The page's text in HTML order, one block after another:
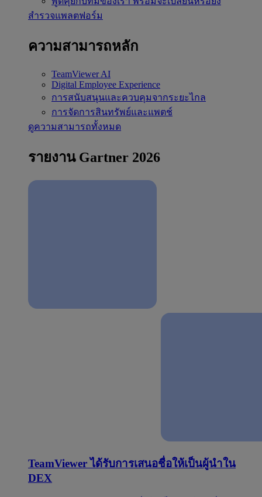
สำรวจแพลตฟอร์ม
ความสามารถหลัก
TeamViewer AI
Digital Employee Experience
การสนับสนุนและควบคุมจากระยะไกล
การจัดการสินทรัพย์และแพตช์
ดูความสามารถทั้งหมด
รายงาน Gartner 2026
TeamViewer ได้รับการเสนอชื่อให้เป็นผู้นำใน
DEX